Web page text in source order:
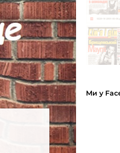
Ми у